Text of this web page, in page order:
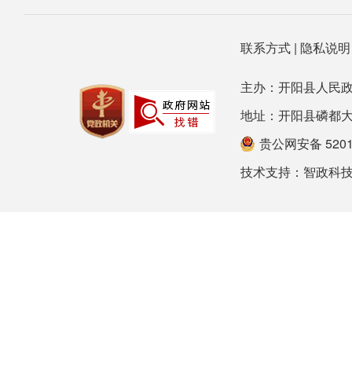
联系方式| 隐私说
主办：开阳县人民
地址：开阳县磷都
贵公网安备
技术支持： 智政科